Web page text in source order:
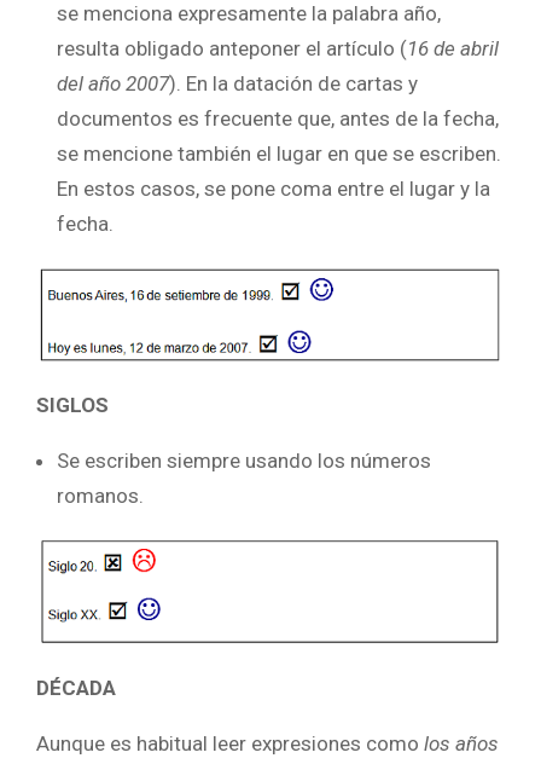
se menciona expresamente la palabra año,
resulta obligado anteponer el artículo (16 de abril
del año 2007). En la datación de cartas y
documentos es frecuente que, antes de la fecha,
se mencione también el lugar en que se escriben.
En estos casos, se pone coma entre el lugar y la
fecha.
SIGLOS
Se escriben siempre usando los números
romanos.
DÉCADA
Aunque es habitual leer expresiones como los años